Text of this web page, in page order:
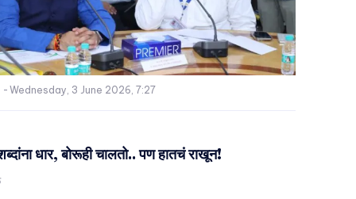
- Wednesday, 3 June 2026, 7:27
धार, बोरूही चालतो.. पण हातचं राखून!